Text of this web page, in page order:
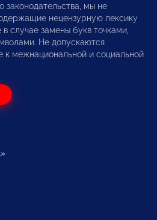
законодательства, мы не
нецензурную лексику
случае замены букв точками,
Не допускаются
межнациональной и социальной